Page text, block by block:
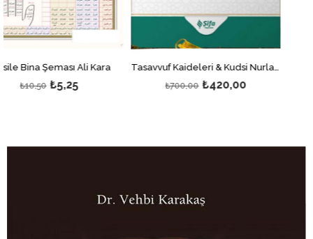
Ali Kara Tasavvuf Kaideleri & Kudsi Nurlar: Maneviyat Yolculuğunuz İçin Kılavuz
₺420,00
Vahiy